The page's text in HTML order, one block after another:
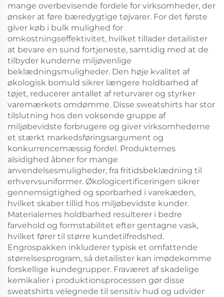
mange overbevisende fordele for virksomheder, der
ønsker at føre bæredygtige tøjvarer. For det første
giver køb i bulk mulighed for
omkostningseffektivitet, hvilket tillader detailister
at bevare en sund fortjeneste, samtidig med at de
tilbyder kunderne miljøvenlige
beklædningsmuligheder. Den høje kvalitet af
økologisk bomuld sikrer længere holdbarhed af
tøjet, reducerer antallet af returvarer og styrker
varemærkets omdømme. Disse sweatshirts har stor
tilslutning hos den voksende gruppe af
miljøbevidste forbrugere og giver virksomhederne
et stærkt markedsføringsargument og
konkurrencemæssig fordel. Produkternes
alsidighed åbner for mange
anvendelsesmuligheder, fra fritidsbeklædning til
erhvervsuniformer. Økologicertificeringen sikrer
gennemsigtighed og sporbarhed i varekæden,
hvilket skaber tillid hos miljøbevidste kunder.
Materialernes holdbarhed resulterer i bedre
farvehold og formstabilitet efter gentagne vask,
hvilket fører til større kundetilfredshed.
Engrospakken inkluderer typisk et omfattende
størrelsesprogram, så detailister kan imødekomme
forskellige kundegrupper. Fraværet af skadelige
kemikalier i produktionsprocessen gør disse
sweatshirts velegnede til sensitiv hud og udvider